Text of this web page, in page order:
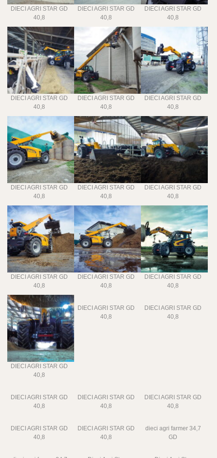
DIECI AGRI STAR GD
40,8
DIECI AGRI STAR GD
40,8
DIECI AGRI STAR GD
40,8
DIECI AGRI STAR GD
40,8
DIECI AGRI STAR GD
40,8
DIECI AGRI STAR GD
40,8
DIECI AGRI STAR GD
40,8
DIECI AGRI STAR GD
40,8
DIECI AGRI STAR GD
40,8
DIECI AGRI STAR GD
40,8
DIECI AGRI STAR GD
40,8
DIECI AGRI STAR GD
40,8
DIECI AGRI STAR GD
40,8
DIECI AGRI STAR GD
40,8
DIECI AGRI STAR GD
40,8
DIECI AGRI STAR GD
40,8
DIECI AGRI STAR GD
40,8
DIECI AGRI STAR GD
40,8
DIECI AGRI STAR GD
40,8
DIECI AGRI STAR GD
40,8
dieci agri farmer 34,7
GD